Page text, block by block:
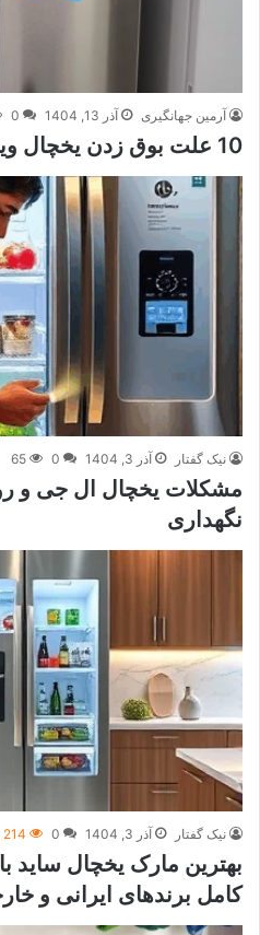
آرمین جهانگیری آذر 13, 1404 0
10 علت بوق زدن یخچال ویرپول + راه حل سریع
نیک گفتار آذر 3, 1404 0
65
مشکلات یخچال ال جی و
نگهداری
نیک گفتار آذر 3, 1404 0
214
کامل برندهای ایرانی و